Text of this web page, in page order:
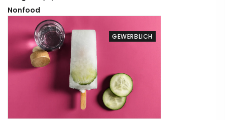
Nonfood
GEWERBLICH